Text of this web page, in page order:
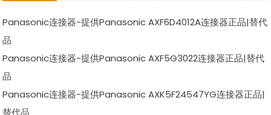
Panasonic连接器-提供Panasonic AXF6D4012A连接器正品|替代
品
Panasonic连接器-提供Panasonic AXF5G3022连接器正品|替代
品
Panasonic连接器-提供Panasonic AXK5F24547YG连接器正品|
替代品